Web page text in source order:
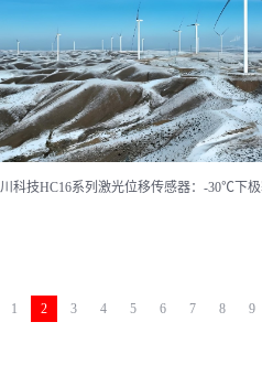
1 2 3 4 5 6 7 8 9